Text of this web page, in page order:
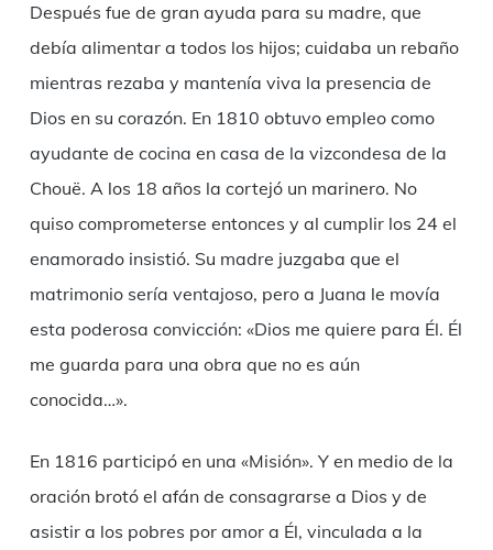
Después fue de gran ayuda para su madre, que
debía alimentar a todos los hijos; cuidaba un rebaño
mientras rezaba y mantenía viva la presencia de
Dios en su corazón. En 1810 obtuvo empleo como
ayudante de cocina en casa de la vizcondesa de la
Chouë. A los 18 años la cortejó un marinero. No
quiso comprometerse entonces y al cumplir los 24 el
enamorado insistió. Su madre juzgaba que el
matrimonio sería ventajoso, pero a Juana le movía
esta poderosa convicción: «Dios me quiere para Él. Él
me guarda para una obra que no es aún
conocida…».
En 1816 participó en una «Misión». Y en medio de la
oración brotó el afán de consagrarse a Dios y de
asistir a los pobres por amor a Él, vinculada a la